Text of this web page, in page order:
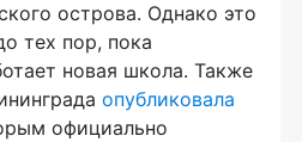
острова. Однако это
тех пор, пока
новая школа. Также
опубликовала
официально